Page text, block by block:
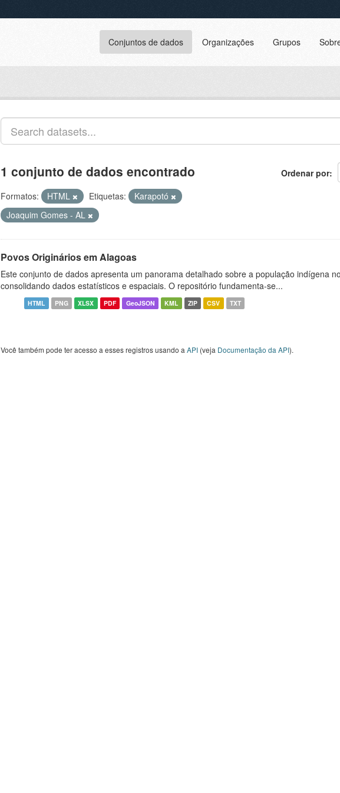
Conjuntos de dados Organizações Grupos
Ordenar por
1 conjunto de dados encontrado
Formatos: HTML Etiquetas:
Karapotó
Joaquim Gomes - AL
Povos Originários em Alagoas
Este conjunto de dados apresenta um panorama detalhado sobre a população indígena
consolidando dados estatísticos e espaciais. O repositório fundamenta-se...
HTML PNG XLSX PDF GeoJSON KML ZIP CSV TXT
Você também pode ter acesso a esses registros usando a API (veja Documentação da API).